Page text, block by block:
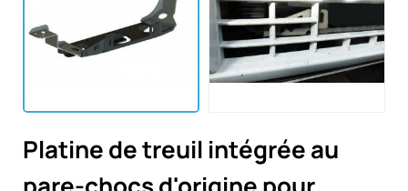
Platine de treuil intégrée au